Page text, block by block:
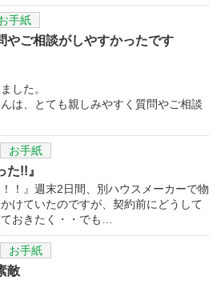
手紙
やご相談がしやすかったです
した。
は、とても親しみやすく質問やご相談
お手紙
た!!』
！』週末2日間、別ハウスメーカーで物
けていたのですが、契約前にどうして
おきたく・・でも…
お手紙
敵